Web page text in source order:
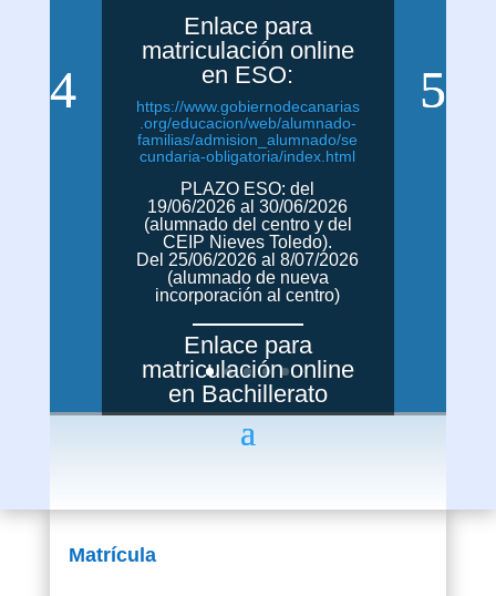
Enlace para
matriculación online
en ESO:
https://www.gobiernodecanarias
.org/educacion/web/alumnado-
familias/admision_alumnado/se
cundaria-obligatoria/index.html
PLAZO ESO: del
19/06/2026 al 30/06/2026
(alumnado del centro y del
CEIP Nieves Toledo).
Del 25/06/2026 al 8/07/2026
(alumnado de nueva
incorporación al centro)
Enlace para
matriculación online
en Bachillerato
https://www.gobiernodecanarias
.org/educacion/web/alumnado-
Plazo Bachillerato: del
Matrícula